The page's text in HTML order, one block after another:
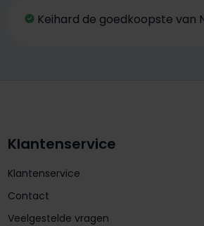
Keihard de goedkoopste van
Klantenservice
Klantenservice
Contact
Veelgestelde vragen